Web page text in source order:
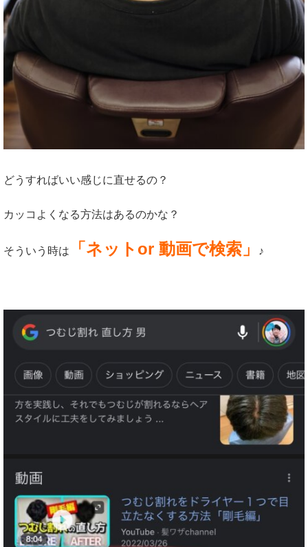
どうすればいい感じに直せるの？
カッコよくなる方法はあるのかな？
そういう時は 「ネットor 動画で検索」 ♪